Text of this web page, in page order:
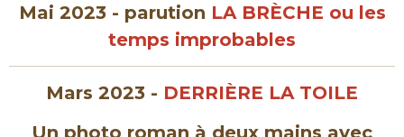
Mai 2023 - parution LA BRÈCHE ou les
temps improbables
Mars 2023 - DERRIÈRE LA TOILE
Un photo roman à deux mains avec